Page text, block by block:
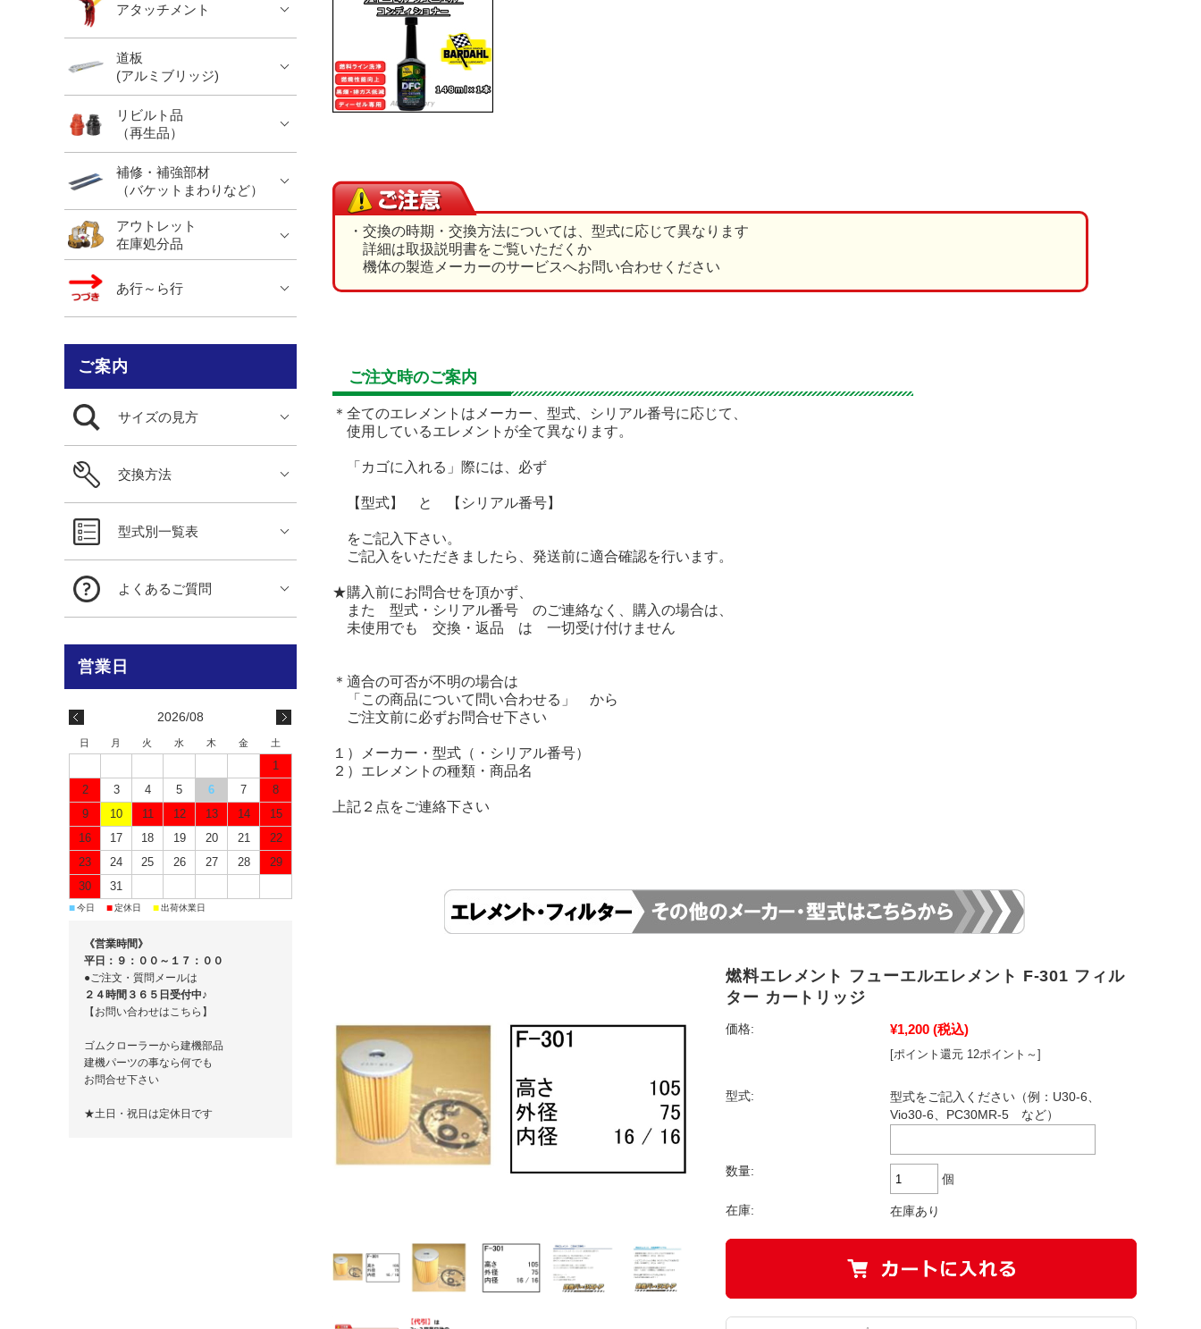
・交換の時期・交換方法については、型式に応じて異なります
詳細は取扱説明書をご覧いただくか
機体の製造メーカーのサービスへお問い合わせください
ご注文時のご案内
＊全てのエレメントはメーカー、型式、シリアル番号に応じて、
使用しているエレメントが全て異なります。
「カゴに入れる」際には、必ず
【型式】 と 【シリアル番号】
をご記入下さい。
ご記入をいただきましたら、発送前に適合確認を行います。
★購入前にお問合せを頂かず、
また 型式・シリアル番号 のご連絡なく、購入の場合は、
未使用でも 交換・返品 は 一切受け付けません
＊適合の可否が不明の場合は
「この商品について問い合わせる」 から
ご注文前に必ずお問合せ下さい
１）メーカー・型式（・シリアル番号）
２）エレメントの種類・商品名
上記２点をご連絡下さい
燃料エレメント フューエルエレメント F-301 フィル
ター カートリッジ
価格: ¥1,200 (税込)
[ポイント還元 12ポイント～]
型式:
型式をご記入ください（例：U30-6、
Vio30-6、PC30MR-5 など）
数量:
個
在庫: 在庫あり
アタッチメント
道板
(アルミブリッジ)
リビルト品
（再生品）
補修・補強部材
（バケットまわりなど）
アウトレット
在庫処分品
あ行～ら行
ご案内
サイズの見方
交換方法
型式別一覧表
よくあるご質問
2026/08
日 月 火 水 木 金 土
1
2
3 4 5 6 7
8
9
10 11 12 13 14
15
16
17 18 19 20 21
22
23
24 25 26 27 28
29
30
31
■今日 ■定休日 ■出荷休業日
《営業時間》
平日：９：００～１７：００
●ご注文・質問メールは
２４時間３６５日受付中♪
【お問い合わせはこちら】
ゴムクローラーから建機部品
建機パーツの事なら何でも
お問合せ下さい
★土日・祝日は定休日です